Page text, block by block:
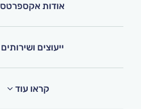
אודות אקספרטס
ייעוצים ושירותים
קראו עוד